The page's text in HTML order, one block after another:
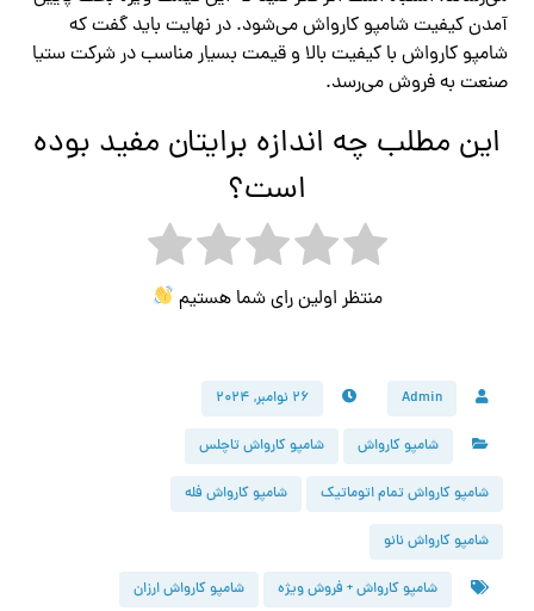
آمدن کیفیت شامپو کارواش می‌شود. در نهایت باید گفت که
شامپو کارواش با کیفیت بالا و قیمت بسیار مناسب در شرکت ستیا
صنعت به فروش می‌رسد.
این مطلب چه اندازه برایتان مفید بوده
است؟
منتظر اولین رای شما هستیم
Admin ۲۶ نوامبر, ۲۰۲۴
شامپو کارواش شامپو کارواش تاچلس
شامپو کارواش تمام اتوماتیک شامپو کارواش فله
شامپو کارواش نانو
شامپو کارواش + فروش ویژه شامپو کارواش ارزان